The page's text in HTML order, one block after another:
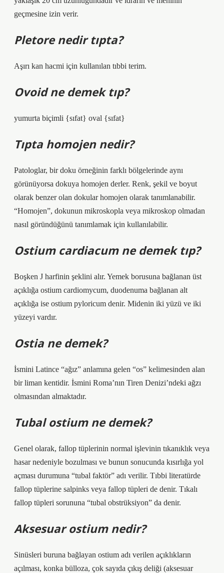
geçmesine izin verir.
Pletore nedir tıpta?
Aşırı kan hacmi için kullanılan tıbbi terim.
Ovoid ne demek tıp?
yumurta biçimli {sıfat} oval {sıfat}
Tıpta homojen nedir?
Patologlar, bir doku örneğinin farklı bölgelerinde aynı
görünüyorsa dokuya homojen derler. Renk, şekil ve boyut
olarak benzer olan dokular homojen olarak tanımlanabilir.
“Homojen”, dokunun mikroskopla veya mikroskop olmadan
nasıl göründüğünü tanımlamak için kullanılabilir.
Ostium cardiacum ne demek tıp?
Boşken J harfinin şeklini alır. Yemek borusuna bağlanan üst
açıklığa ostium cardiomycum, duodenuma bağlanan alt
açıklığa ise ostium pyloricum denir. Midenin iki yüzü ve iki
yüzeyi vardır.
Ostia ne demek?
İsmini Latince “ağız” anlamına gelen “os” kelimesinden alan
bir liman kentidir. İsmini Roma’nın Tiren Denizi’ndeki ağzı
olmasından almaktadır.
Tubal ostium ne demek?
Genel olarak, fallop tüplerinin normal işlevinin tıkanıklık veya
hasar nedeniyle bozulması ve bunun sonucunda kısırlığa yol
açması durumuna “tubal faktör” adı verilir. Tıbbi literatürde
fallop tüplerine salpinks veya fallop tüpleri de denir. Tıkalı
fallop tüpleri sorununa “tubal obstrüksiyon” da denir.
Aksesuar ostium nedir?
Sinüsleri buruna bağlayan ostium adı verilen açıklıkların
açılması, konka bülloza, çok sayıda çıkış deliği (aksesuar